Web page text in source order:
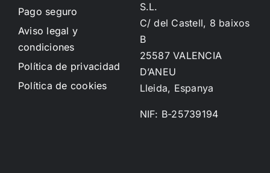
Pago seguro
Aviso legal y
condiciones
Política de privacidad
Política de cookies
S.L.
C/ del Castell, 8 baixos
B
25587 VALENCIA
D’ANEU
Lleida, Espanya
NIF: B-25739194